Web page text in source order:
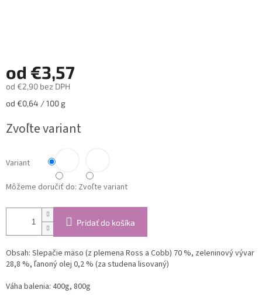
od €3,57
od €2,90 bez DPH
Jednotková
od €0,64 / 100 g
Zvoľte variant
Variant
Môžeme doručiť do: Zvoľte variant
Pridať do košíka
Obsah: Slepačie mäso (z plemena Ross a Cobb) 70 %, zeleninový vývar
28,8 %, ľanoný olej 0,2 % (za studena lisovaný)
Váha balenia: 400g, 800g